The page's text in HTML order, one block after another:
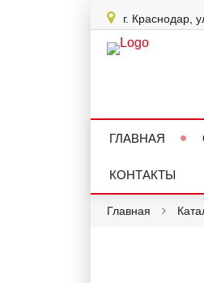
г. Краснодар,
ГЛАВНАЯ
КОНТАКТЫ
Главная